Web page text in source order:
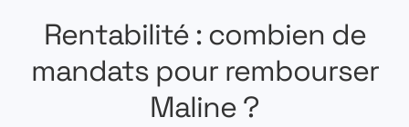
Rentabilité : combien de
mandats pour rembourser
Maline ?